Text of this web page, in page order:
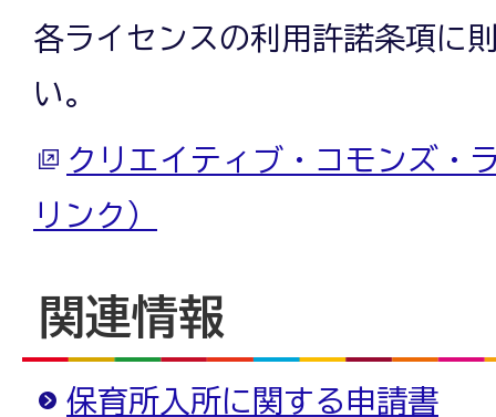
各ライセンスの利用許諾条項に
い。
クリエイティブ・コモンズ・
リンク）
関連情報
保育所入所に関する申請書